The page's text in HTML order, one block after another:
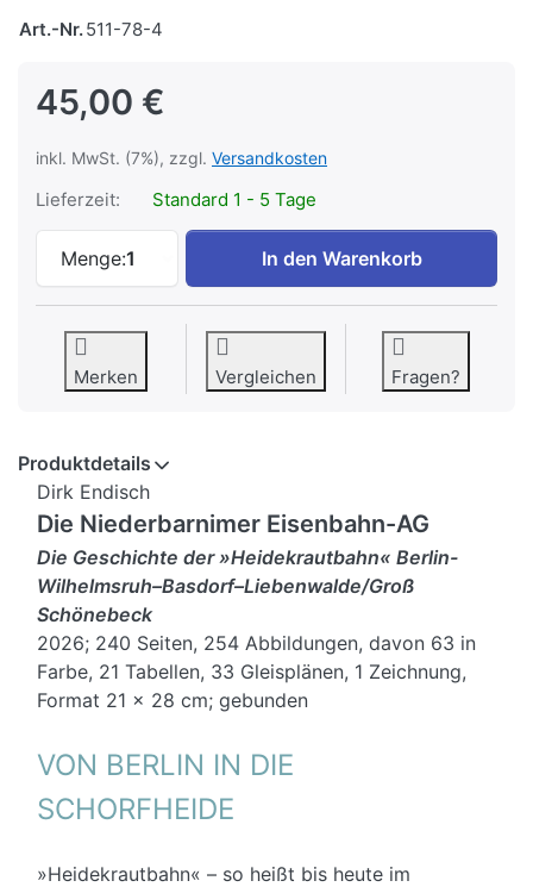
Art.-Nr.511-78-4
45,00 €
inkl. MwSt. (7%), zzgl. Versandkosten
Lieferzeit: Standard 1 - 5 Tage
Menge:1
Die Niederbarnimer Eisenbahn-AG - Die
In den Warenkorb
Merken Vergleichen Fragen?
Produktdetails
Dirk Endisch
Die Niederbarnimer Eisenbahn-AG
Die Geschichte der »Heidekrautbahn« Berlin-
Wilhelmsruh–Basdorf–Liebenwalde/Groß
Schönebeck
2026; 240 Seiten, 254 Abbildungen, davon 63 in
Farbe, 21 Tabellen, 33 Gleisplänen, 1 Zeichnung,
Format 21 x 28 cm; gebunden
VON BERLIN IN DIE
SCHORFHEIDE
»Heidekrautbahn« – so heißt bis heute im